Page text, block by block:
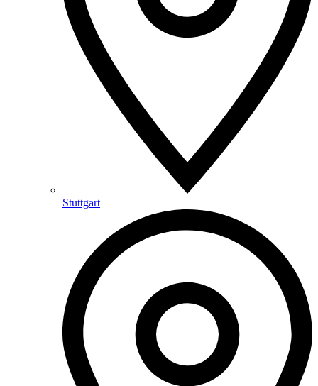
Stuttgart